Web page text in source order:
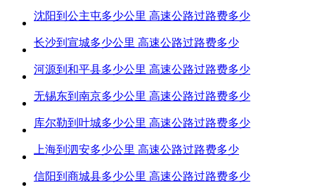
沈阳到公主屯多少公里 高速公路过路费多少
长沙到宣城多少公里 高速公路过路费多少
河源到和平县多少公里 高速公路过路费多少
无锡东到南京多少公里 高速公路过路费多少
库尔勒到叶城多少公里 高速公路过路费多少
上海到泗安多少公里 高速公路过路费多少
信阳到商城县多少公里 高速公路过路费多少